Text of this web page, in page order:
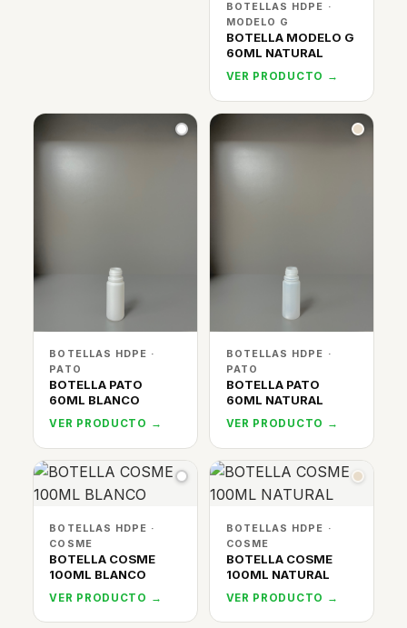
BOTELLAS HDPE ·
MODELO G
BOTELLA MODELO G
60ML NATURAL
VER PRODUCTO →
BOTELLAS HDPE ·
PATO
BOTELLA PATO
60ML BLANCO
VER PRODUCTO →
BOTELLAS HDPE ·
PATO
BOTELLA PATO
60ML NATURAL
VER PRODUCTO →
BOTELLAS HDPE ·
COSME
BOTELLA COSME
100ML BLANCO
VER PRODUCTO →
BOTELLAS HDPE ·
COSME
BOTELLA COSME
100ML NATURAL
VER PRODUCTO →